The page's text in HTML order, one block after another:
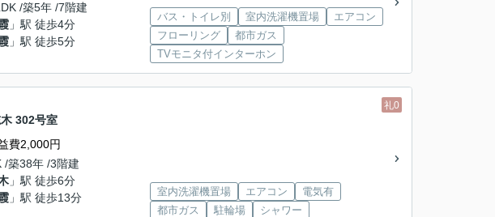
/築5年 /7階建
」駅 徒歩4分
」駅 徒歩5分
バス・トイレ別 室内洗濯機置場
エアコン
フローリング
都市ガス
TVモニタ付インターホン
礼0
302号室
費2,000円
/築38年 /3階建
」駅 徒歩6分
」駅 徒歩13分 室内洗濯機置場 エアコン
電気有
都市ガス
駐輪場 シャワー